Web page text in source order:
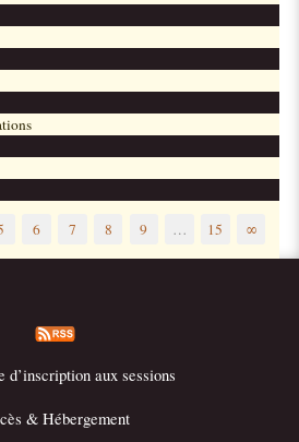
6 7 8 9 … 15 ∞
d’inscription aux sessions
& Hébergement